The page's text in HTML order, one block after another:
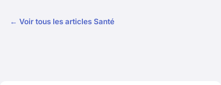
← Voir tous les articles Santé